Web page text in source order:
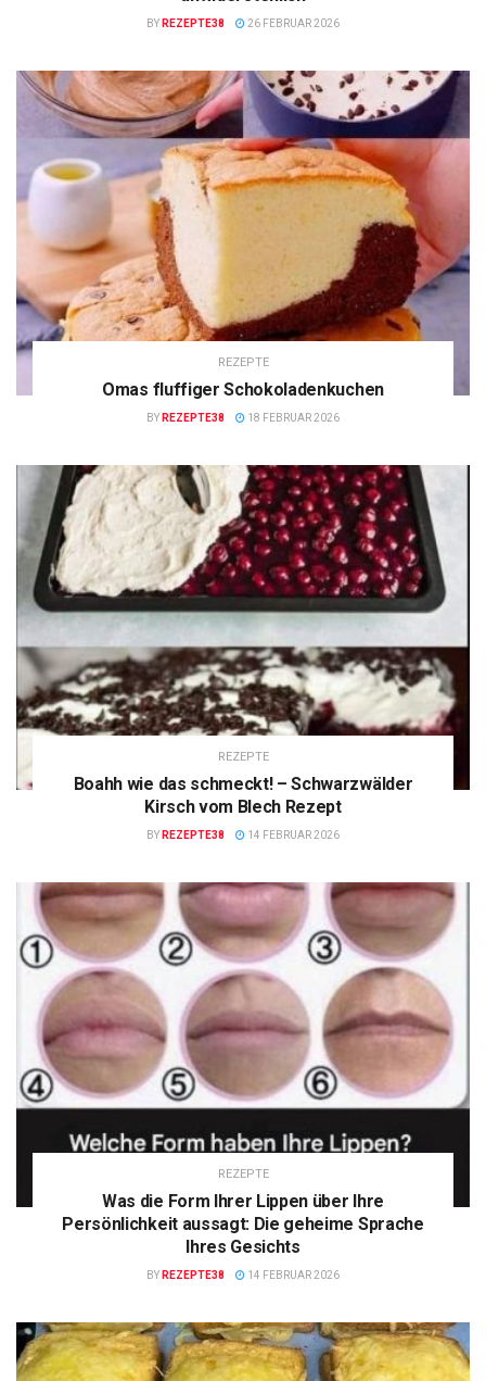
BY REZEPTE38 26 FEBRUAR 2026
REZEPTE
Omas fluffiger Schokoladenkuchen
BY REZEPTE38 18 FEBRUAR 2026
REZEPTE
Boahh wie das schmeckt! – Schwarzwälder
Kirsch vom Blech Rezept
BY REZEPTE38 14 FEBRUAR 2026
REZEPTE
Was die Form Ihrer Lippen über Ihre
Persönlichkeit aussagt: Die geheime Sprache
Ihres Gesichts
BY REZEPTE38 14 FEBRUAR 2026